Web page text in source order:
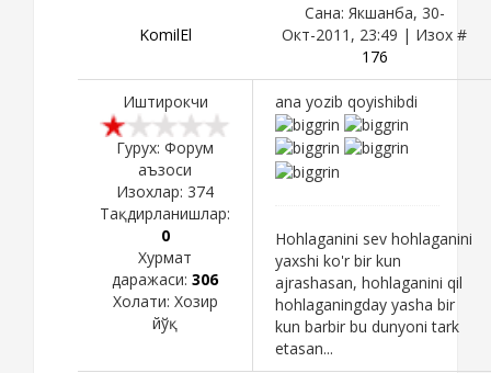
KomilEl
Сана: Якшанба, 30-
Окт-2011, 23:49 | Изох #
176
Иштирокчи
Гурух: Форум
аъзоси
Изохлар: 374
Тақдирланишлар:
0
Хурмат
даражаси: 306
Холати: Хозир
йўқ
ana yozib qoyishibdi
Hohlaganini sev hohlaganini
yaxshi ko'r bir kun
ajrashasan, hohlaganini qil
hohlaganingday yasha bir
kun barbir bu dunyoni tark
etasan...